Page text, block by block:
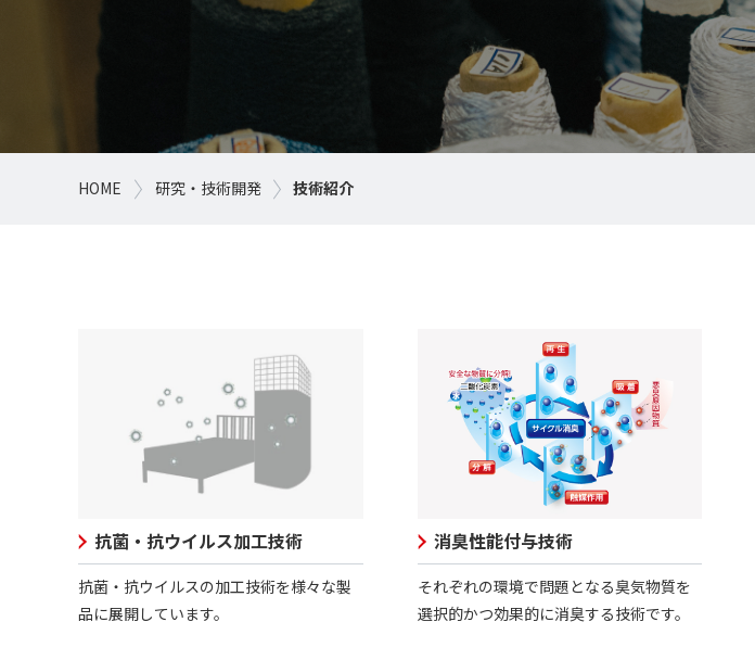
HOME 研究・技術開発 技術紹介
抗菌・抗ウイルス加工技術
抗菌・抗ウイルスの加工技術を様々な製
品に展開しています。
消臭性能付与技術
それぞれの環境で問題となる臭気物質を
選択的かつ効果的に消臭する技術です。